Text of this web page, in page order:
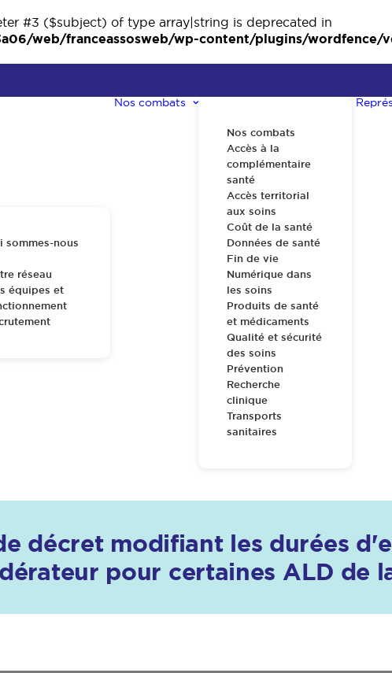
#3 ($subject) of type array|string is deprecated in
web/franceassosweb/wp-content/plugins/
sommes-nous
réseau
équipes et
Nos combats
Nos combats
Accès à la
complémentaire
santé
Accès territorial
aux soins
Coût de la santé
Données de santé
Fin de vie
Numérique dans
les soins
Produits de santé
et médicaments
Qualité et sécurité
des soins
Prévention
Recherche
clinique
Transports
sanitaires
décret modifiant les durées
pour certaines ALD de